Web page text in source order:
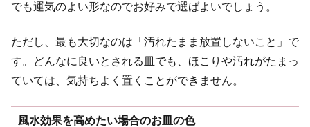
でも運気のよい形なのでお好みで選ばよいでしょう。
ただし、最も大切なのは「汚れたまま放置しないこと」で
す。どんなに良いとされる皿でも、ほこりや汚れがたまっ
ていては、気持ちよく置くことができません。
風水効果を高めたい場合のお皿の色